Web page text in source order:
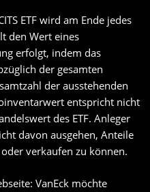
ETF wird am Ende jedes
den Wert eines
erfolgt, indem das
der gesamten
der ausstehenden
entspricht nicht
des ETF. Anleger
davon ausgehen, Anteile
verkaufen zu können.
VanEck möchte